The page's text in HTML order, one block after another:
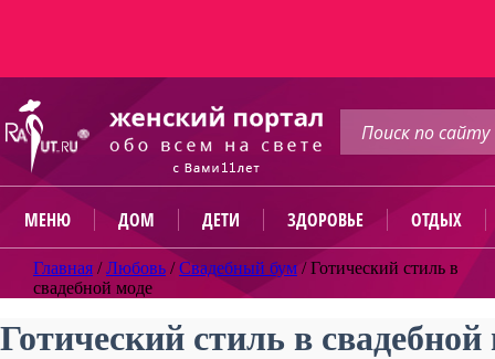
МЕНЮ ДОМ ДЕТИ ЗДОРОВЬЕ ОТДЫХ
Главная /Любовь /Свадебный бум /Готический стиль в
свадебной моде
Готический стиль в свадебной